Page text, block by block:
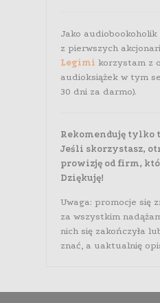
Jako
z pierwszych
Legimi korzystam z
audioksiążek w tym
30 dni za darmo).
Rekomenduję tylko
Jeśli skorzystasz,
prowizję od firm,
Dziękuję!
Uwaga: promocje się
za wszystkim
nich się zakończyła
znać, a uaktualnię